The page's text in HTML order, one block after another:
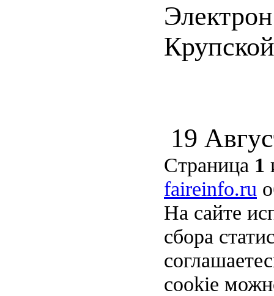
19
Страница 1
faireinfo.ru
На сайте
сбора
cookie